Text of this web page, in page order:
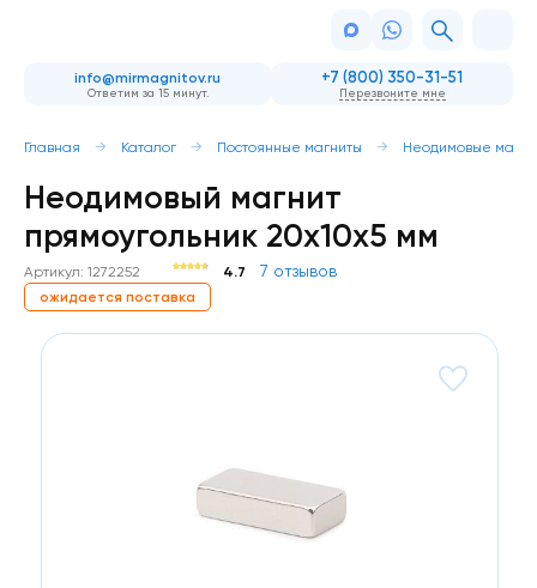
info@mirmagnitov.ru
Ответим за 15 минут.
+7 (800) 350-31-51
Перезвоните мне
Главная Каталог Постоянные магниты Неодимовые
Неодимовый магнит
прямоугольник 20х10х5 мм
Артикул: 1272252 4.7 7 отзывов
ожидается поставка